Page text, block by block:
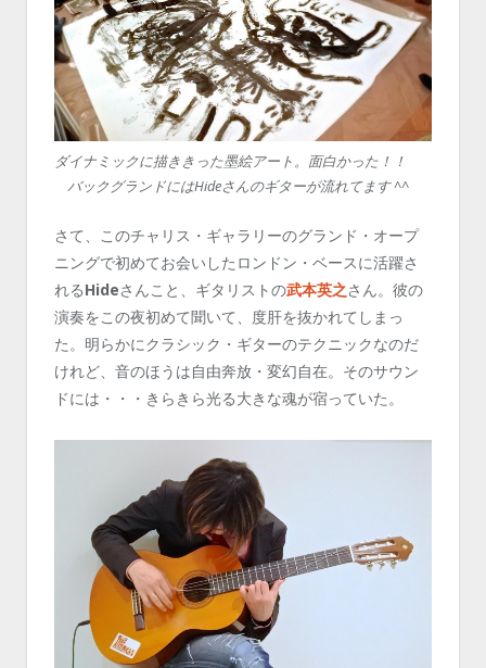
ダイナミックに描ききった墨絵アート。面白かった！！
バックグランドにはHideさんのギターが流れてます ^^
さて、このチャリス・ギャラリーのグランド・オープ
ニングで初めてお会いしたロンドン・ベースに活躍さ
れるHideさんこと、ギタリストの武本英之さん。彼の
演奏をこの夜初めて聞いて、度肝を抜かれてしまっ
た。明らかにクラシック・ギターのテクニックなのだ
けれど、音のほうは自由奔放・変幻自在。そのサウン
ドには・・・きらきら光る大きな魂が宿っていた。